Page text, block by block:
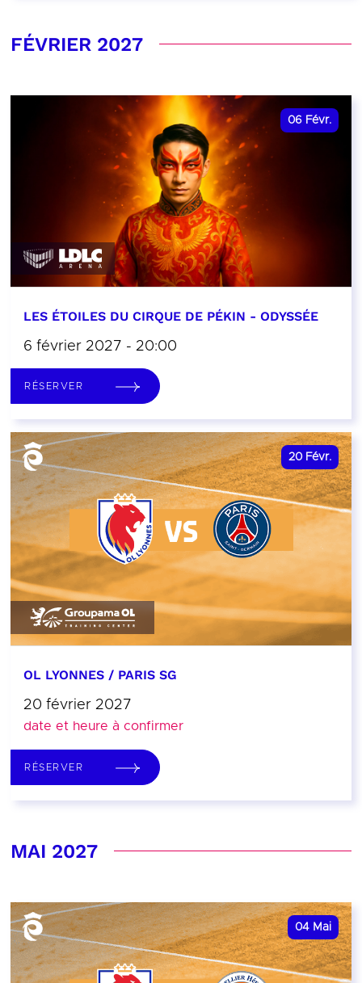
FÉVRIER 2027
06 Févr.
LES ÉTOILES DU CIRQUE DE PÉKIN - ODYSSÉE
6 février 2027 - 20:00
RÉSERVER
20 Févr.
OL LYONNES / PARIS SG
20 février 2027
date et heure à confirmer
RÉSERVER
MAI 2027
04 Mai